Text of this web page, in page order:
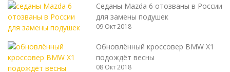
Седаны Mazda 6 отозваны в России
для замены подушек
09 Окт 2018
Обновлённый кроссовер BMW X1
подождёт весны
08 Окт 2018